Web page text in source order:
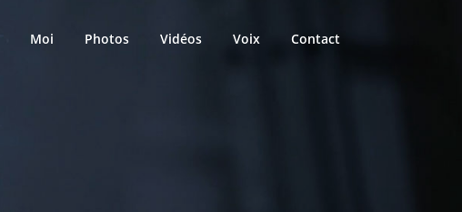
Moi Photos Vidéos Voix Contact